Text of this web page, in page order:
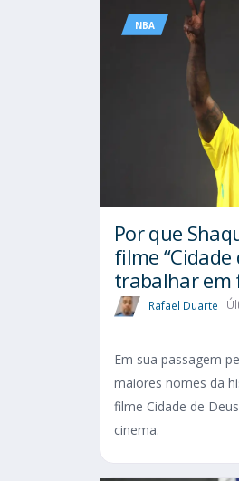
NBA
Por que
filme “Cidade
trabalhar em
Rafael Duarte
Em sua passagem
maiores nomes da
filme Cidade de
cinema.